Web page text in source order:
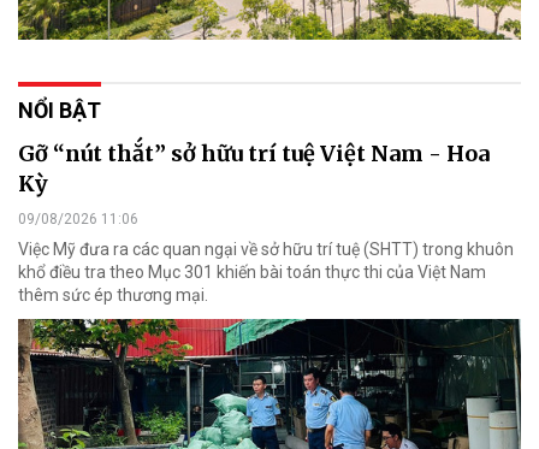
NỔI BẬT
Gỡ “nút thắt” sở hữu trí tuệ Việt Nam - Hoa
Kỳ
09/08/2026 11:06
Việc Mỹ đưa ra các quan ngại về sở hữu trí tuệ (SHTT) trong khuôn
khổ điều tra theo Mục 301 khiến bài toán thực thi của Việt Nam
thêm sức ép thương mại.